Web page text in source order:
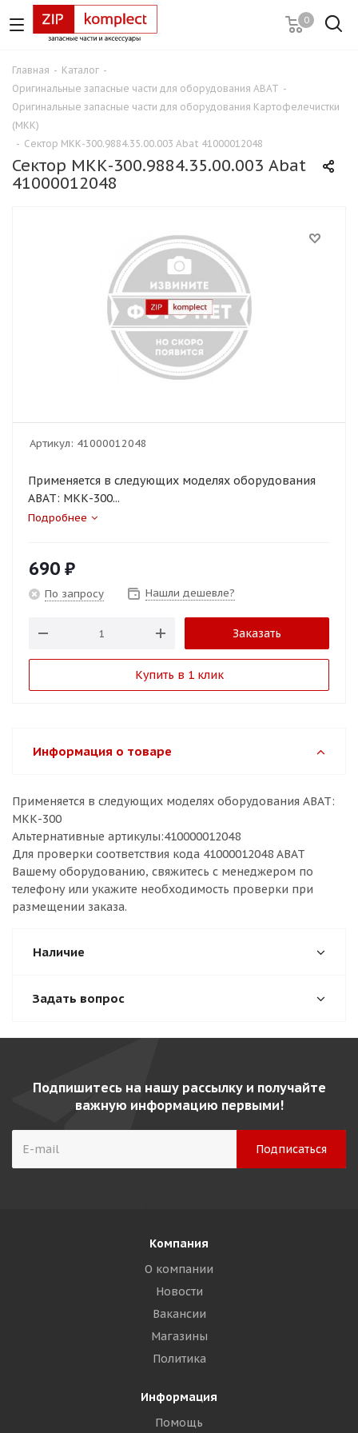
0
Главная - Каталог -
Оригинальные запасные части для оборудования ABAT -
Оригинальные запасные части для оборудования Картофелечистки
(МКК)
- Сектор МКК-300.9884.35.00.003 Abat 41000012048
Сектор МКК-300.9884.35.00.003 Abat
41000012048
Артикул: 41000012048
Применяется в следующих моделях оборудования
ABAT: МКК-300...
Подробнее
690 ₽
По запросу Нашли дешевле?
Заказать
Купить в 1 клик
Информация о товаре
Применяется в следующих моделях оборудования ABAT:
МКК-300
Альтернативные артикулы:410000012048
Для проверки соответствия кода 41000012048 ABAT
Вашему оборудованию, свяжитесь с менеджером по
телефону или укажите необходимость проверки при
размещении заказа.
Наличие
Задать вопрос
Подпишитесь на нашу рассылку и получайте
важную информацию первыми!
Компания
О компании
Новости
Вакансии
Магазины
Политика
Информация
Помощь